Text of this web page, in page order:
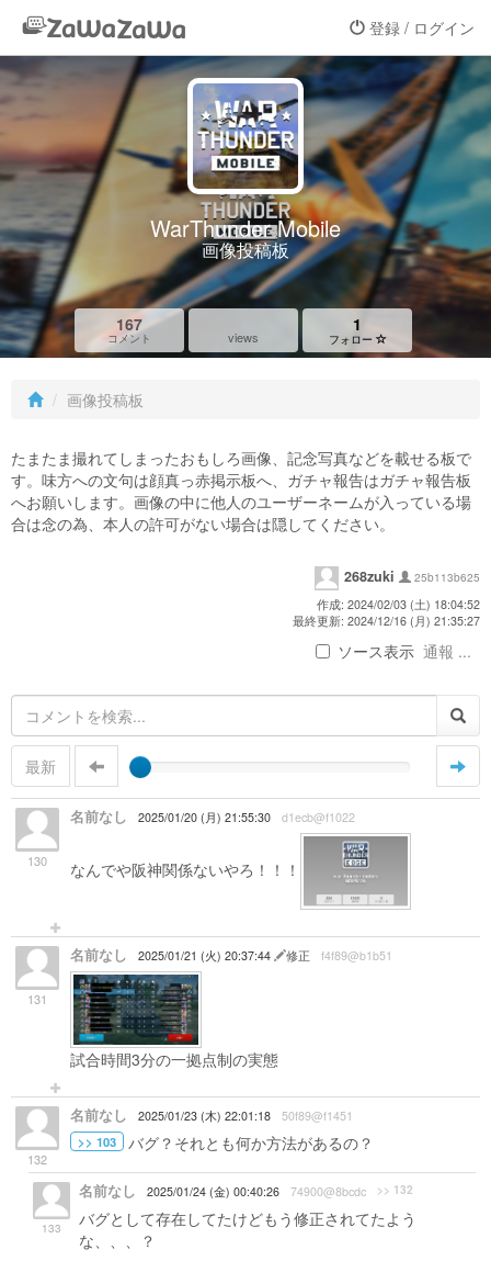
登録 / ログイン
WarThunder Mobile
画像投稿板
167
コメント views
1
フォロー
画像投稿板
たまたま撮れてしまったおもしろ画像、記念写真などを載せる板で
す。味方への文句は顔真っ赤掲示板へ、ガチャ報告はガチャ報告板
へお願いします。画像の中に他人のユーザーネームが入っている場
合は念の為、本人の許可がない場合は隠してください。
268zuki
25b113b625
作成: 2024/02/03 (土) 18:04:52
最終更新: 2024/12/16 (月) 21:35:27
ソース表示 通報 ...
最新
130
名前なし 2025/01/20 (月) 21:55:30 d1ecb@f1022
なんでや阪神関係ないやろ！！！
131
名前なし 2025/01/21 (火) 20:37:44 修正 f4f89@b1b51
試合時間3分の一拠点制の実態
132
名前なし 2025/01/23 (木) 22:01:18 50f89@f1451
>> 103 バグ？それとも何か方法があるの？
133
名前なし 2025/01/24 (金) 00:40:26 74900@8bcdc >> 132
バグとして存在してたけどもう修正されてたよう
な、、、？